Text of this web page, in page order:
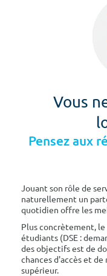
Vous
Pensez aux
Jouant son rôle de
naturellement un
quotidien offre les
Plus concrètement, le
étudiants (DSE :
des objectifs est de
chances d'accès et
supérieur.